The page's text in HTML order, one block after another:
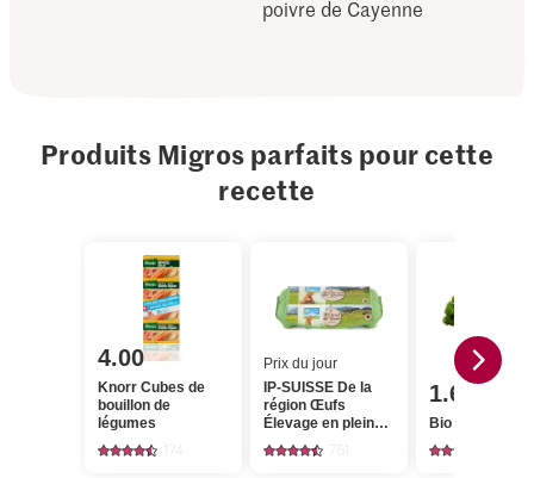
poivre de Cayenne
Produits Migros parfaits pour cette
recette
4.00
Knorr Cubes de
bouillon de
légumes
Prix du jour
IP-SUISSE De la
région Œufs
Élevage en plein
air
1.60
Bio Persil frisé